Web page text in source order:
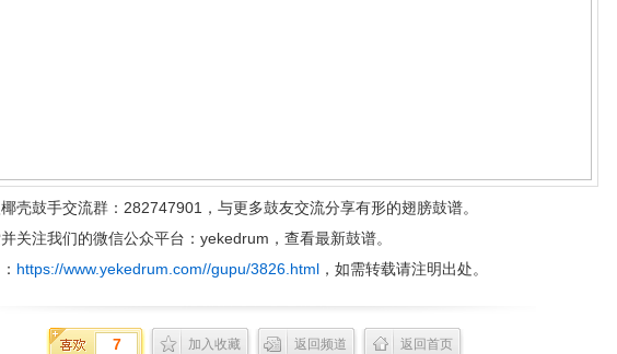
壳鼓手交流群：282747901，与更多鼓友交流分享有形的翅膀鼓谱。
关注我们的微信公众平台：yekedrum，查看最新鼓谱。
https://www.yekedrum.com//gupu/3826.html ，如需转载请注明出处。
7 加入收藏 返回频道 返回首页